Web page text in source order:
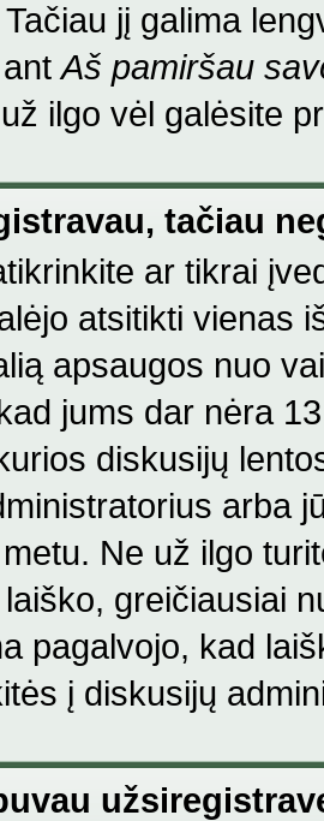
jį galima
antAš pamiršau
ilgo vėl galėsite
tačiau
ar tikrai
atsitikti vienas
apsaugos nuo
jums dar nėra
diskusijų
arba
Ne už ilgo
greičiausiai
pagalvojo, kad
į diskusijų